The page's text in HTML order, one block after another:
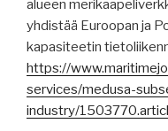
alueen
yhdistää Euroopan ja
kapasiteetin
https://
services/medusa-
industry/